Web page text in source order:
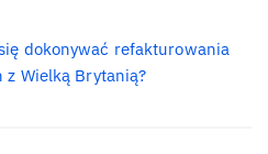
dokonywać refakturowania
Wielką Brytanią?